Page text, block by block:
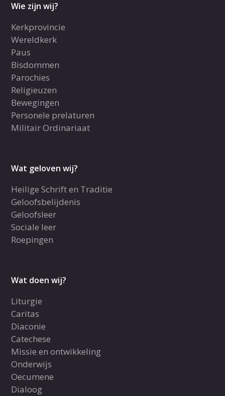
Wie zijn wij?
Kerkprovincie
Wereldkerk
Paus
Bisdommen
Parochies
Religieuzen
Bewegingen
Personele prelaturen
Militair Ordinariaat
Wat geloven wij?
Heilige Schrift en Traditie
Geloofsbelijdenis
Geloofsleer
Sociale leer
Roepingen
Wat doen wij?
Liturgie
Caritas
Diaconie
Catechese
Missie en ontwikkeling
Onderwijs
Oecumene
Dialoog